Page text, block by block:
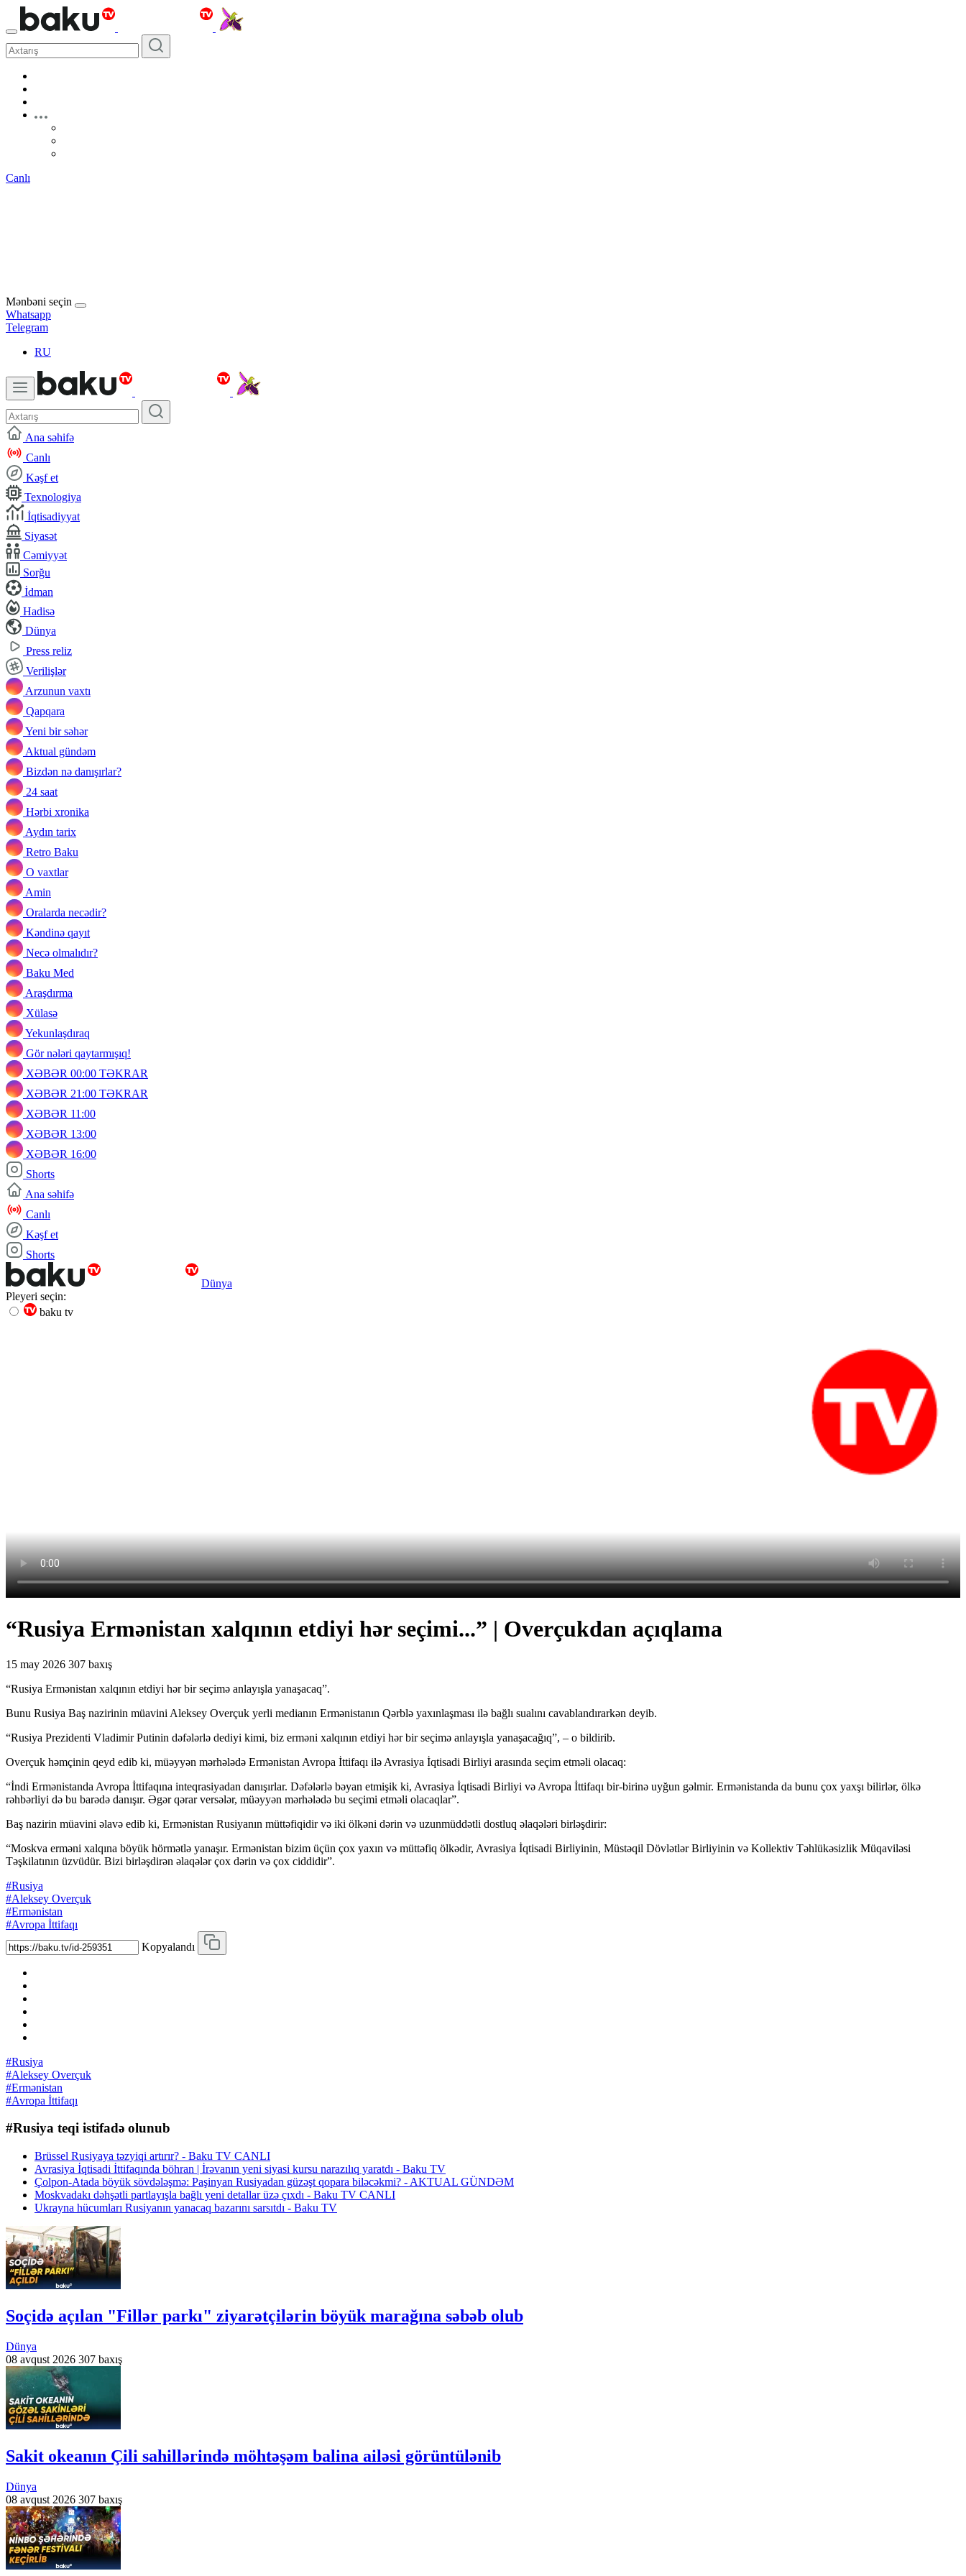
Canlı
Mənbəni seçin
Whatsapp
Telegram
RU
Ana səhifə
Canlı
Kəşf et
Texnologiya
İqtisadiyyat
Siyasət
Cəmiyyət
Sorğu
İdman
Hadisə
Dünya
Press reliz
Verilişlər
Arzunun vaxtı
Qapqara
Yeni bir səhər
Aktual gündəm
Bizdən nə danışırlar?
24 saat
Hərbi xronika
Aydın tarix
Retro Baku
O vaxtlar
Amin
Oralarda necədir?
Kəndinə qayıt
Necə olmalıdır?
Baku Med
Araşdırma
Xülasə
Yekunlaşdıraq
Gör nələri qaytarmışıq!
XƏBƏR 00:00 TƏKRAR
XƏBƏR 21:00 TƏKRAR
XƏBƏR 11:00
XƏBƏR 13:00
XƏBƏR 16:00
Shorts
Ana səhifə
Canlı
Kəşf et
Shorts
Dünya
Pleyeri seçin:
baku tv
“Rusiya Ermənistan xalqının etdiyi hər seçimi...” | Overçukdan açıqlama
15 may 2026 307 baxış
“Rusiya Ermənistan xalqının etdiyi hər bir seçimə anlayışla yanaşacaq”.
Bunu Rusiya Baş nazirinin müavini Aleksey Overçuk yerli medianın Ermənistanın Qərblə yaxınlaşması ilə bağlı sualını cavablandırarkən deyib.
“Rusiya Prezidenti Vladimir Putinin dəfələrlə dediyi kimi, biz erməni xalqının etdiyi hər bir seçimə anlayışla yanaşacağıq”, – o bildirib.
Overçuk həmçinin qeyd edib ki, müəyyən mərhələdə Ermənistan Avropa İttifaqı ilə Avrasiya İqtisadi Birliyi arasında seçim etməli olacaq:
“İndi Ermənistanda Avropa İttifaqına inteqrasiyadan danışırlar. Dəfələrlə bəyan etmişik ki, Avrasiya İqtisadi Birliyi və Avropa İttifaqı bir-birinə uyğun gəlmir. Ermənistanda da bunu çox yaxşı bilirlər, ölkə
rəhbərliyi də bu barədə danışır. Əgər qərar versələr, müəyyən mərhələdə bu seçimi etməli olacaqlar”.
Baş nazirin müavini əlavə edib ki, Ermənistan Rusiyanın müttəfiqidir və iki ölkəni dərin və uzunmüddətli dostluq əlaqələri birləşdirir:
“Moskva erməni xalqına böyük hörmətlə yanaşır. Ermənistan bizim üçün çox yaxın və müttəfiq ölkədir, Avrasiya İqtisadi Birliyinin, Müstəqil Dövlətlər Birliyinin və Kollektiv Təhlükəsizlik Müqaviləsi
Təşkilatının üzvüdür. Bizi birləşdirən əlaqələr çox dərin və çox ciddidir”.
#Rusiya
#Aleksey Overçuk
#Ermənistan
#Avropa İttifaqı
Kopyalandı
#Rusiya
#Aleksey Overçuk
#Ermənistan
#Avropa İttifaqı
#Rusiya teqi istifadə olunub
Brüssel Rusiyaya təzyiqi artırır? - Baku TV CANLI
Avrasiya İqtisadi İttifaqında böhran | İrəvanın yeni siyasi kursu narazılıq yaratdı - Baku TV
Çolpon-Atada böyük sövdələşmə: Paşinyan Rusiyadan güzəşt qopara biləcəkmi? - AKTUAL GÜNDƏM
Moskvadakı dəhşətli partlayışla bağlı yeni detallar üzə çıxdı - Baku TV CANLI
Ukrayna hücumları Rusiyanın yanacaq bazarını sarsıtdı - Baku TV
Soçidə açılan "Fillər parkı" ziyarətçilərin böyük marağına səbəb olub
Dünya
08 avqust 2026 307 baxış
Sakit okeanın Çili sahillərində möhtəşəm balina ailəsi görüntülənib
Dünya
08 avqust 2026 307 baxış